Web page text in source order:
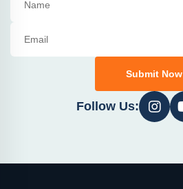
Submit Now
Follow Us: